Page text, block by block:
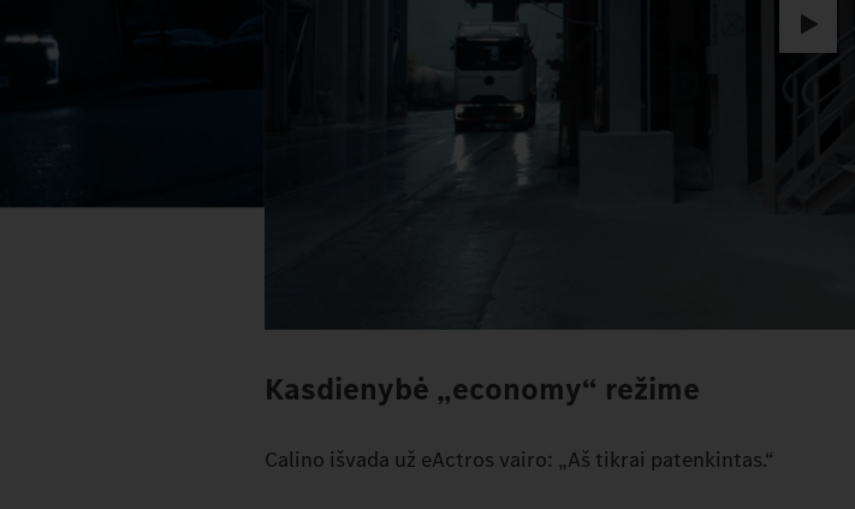
Kasdienybė „economy“ režime
Calino išvada už eActros vairo: „Aš tikrai patenkintas.“